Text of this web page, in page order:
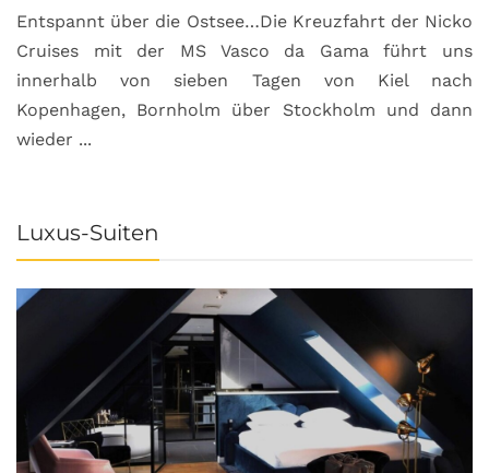
Entspannt über die Ostsee…Die Kreuzfahrt der Nicko
Cruises mit der MS Vasco da Gama führt uns
innerhalb von sieben Tagen von Kiel nach
Kopenhagen, Bornholm über Stockholm und dann
wieder ...
Luxus-Suiten